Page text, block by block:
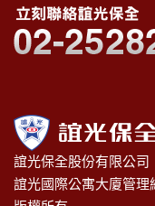
誼光保全股份有限公司
誼光國際公寓大廈管理